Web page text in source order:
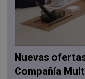
Nuevas
Compañía